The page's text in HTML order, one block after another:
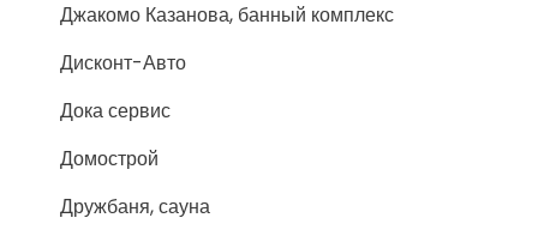
Джакомо Казанова, банный комплекс
Дисконт-Авто
Дока сервис
Домострой
Дружбаня, сауна